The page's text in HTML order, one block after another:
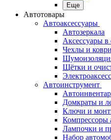
Еще
Автотовары
Автоаксессуары
Автозеркала
Аксессуары в
Чехлы и
Щётки и
Автоинструмент
Домкраты и
Ключи и
Компрессоры
Лампочки и
Набор